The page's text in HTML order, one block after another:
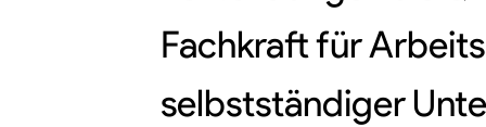
Fachkraft für
selbstständiger